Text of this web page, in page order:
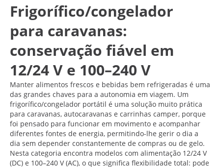
Frigorífico/congelador
para caravanas:
conservação fiável em
12/24 V e 100–240 V
Manter alimentos frescos e bebidas bem refrigeradas é uma
das grandes chaves para a autonomia em viagem. Um
frigorífico/congelador portátil é uma solução muito prática
para caravanas, autocaravanas e carrinhas camper, porque
foi pensado para funcionar em movimento e acompanhar
diferentes fontes de energia, permitindo-lhe gerir o dia a
dia sem depender constantemente de compras ou de gelo.
Nesta categoria encontra modelos com alimentação 12/24 V
(DC) e 100–240 V (AC), o que significa flexibilidade total: pode